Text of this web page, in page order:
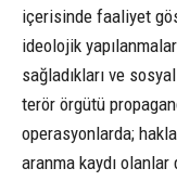
içerisinde faaliyet
ideolojik
sağladıkları ve
terör örgütü
operasyonlarda;
aranma kaydı olanlar